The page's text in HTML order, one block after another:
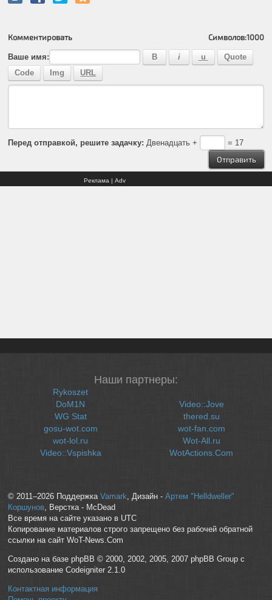
Комментировать Символов:1000
Ваше имя:
Перед отправкой, решите задачку: Двенадцать + = 17
Реклама | Adv
Наши партнеры:
Rykoszet
DoM1N
WG Stat
gosu-wot.com
wot-lol.ru
Video::Vspishka
Video::Jove
thered.su
wot-fan.com
Wot-All.ru
WotActions.Com
© 2011–2026 Поддержка Vamark, Дизайн - Артем "Helldweller"
Коршунов, Верстка - McDead
Все время на сайте указано в UTC
Копирование материалов строго запрещено без рабочей обратной
ссылки на сайт WoT-News.Com
Создано на базе phpBB © 2000, 2002, 2005, 2007 phpBB Group с
использование Codeigniter 2.1.0
Контактная информация